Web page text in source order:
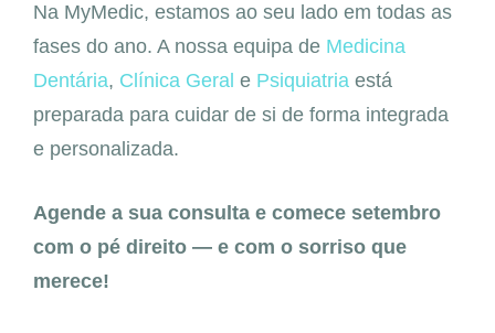
Na MyMedic, estamos ao seu lado em todas as
fases do ano. A nossa equipa de Medicina
Dentária, Clínica Geral e Psiquiatria está
preparada para cuidar de si de forma integrada
e personalizada.
Agende a sua consulta e comece setembro
com o pé direito — e com o sorriso que
merece!